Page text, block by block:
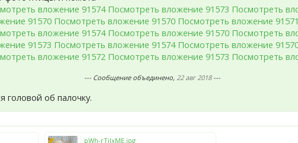
вложение 91574 Посмотреть вложение 91573 Посмотреть
91570 Посмотреть вложение 91570 Посмотреть вложение 91571
вложение 91574 Посмотреть вложение 91570 Посмотреть
91573 Посмотреть вложение 91574 Посмотреть вложение
вложение 91572 Посмотреть вложение 91573 Посмотреть
--- Сообщение объединено, 22 авг 2018---
головой об палочку.
pWh-rTjIxME.jpg